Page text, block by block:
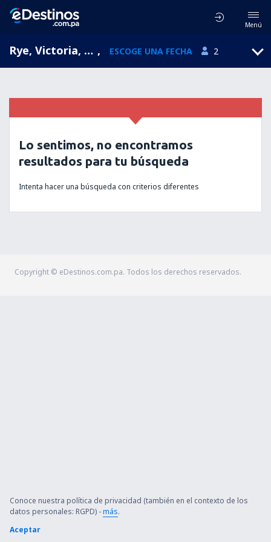
Menú
Rye, Victoria, Australia , ESCOGE UNA FECHA 2
Lo sentimos, no encontramos
resultados para tu búsqueda
Intenta hacer una búsqueda con criterios diferentes
Copyright © eDestinos.com.pa. Todos los derechos reservados.
Conoce nuestra política de privacidad (también en el contexto de los
datos personales: RGPD) -más.
Aceptar